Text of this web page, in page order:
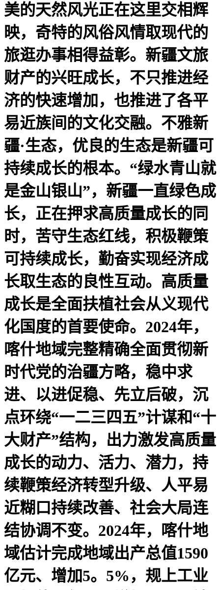
美的天然风光正在这里交相辉
映，奇特的风俗风情取现代的
旅逛办事相得益彰。新疆文旅
财产的兴旺成长，不只推进经
济的快速增加，也推进了各平
易近族间的文化交融。不雅新
疆·生态，优良的生态是新疆可
持续成长的根本。“绿水青山就
是金山银山”，新疆一直绿色成
长，正在押求高质量成长的同
时，苦守生态红线，积极鞭策
可持续成长，勤奋实现经济成
长取生态的良性互动。高质量
成长是全面扶植社会从义现代
化国度的首要使命。2024年，
喀什地域完整精确全面贯彻新
时代党的治疆方略，稳中求
进、以进促稳、先立后破，沉
点环绕“一二三四五”计谋和“十
大财产”结构，出力激发高质量
成长的动力、活力、潜力，持
续鞭策经济转型升级、人平易
近糊口持续改善、社会大局连
结协调不变。2024年，喀什地
域估计完成地域出产总值1590
亿元、增加5。5%，规上工业